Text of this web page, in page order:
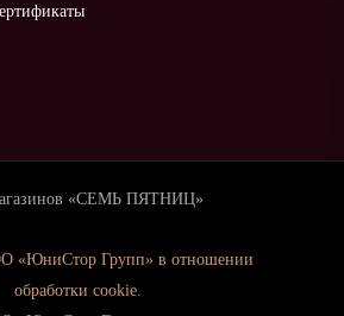
«СЕМЬ ПЯТНИЦ»
«ЮниСтор Групп» в отношении
обработки cookie.